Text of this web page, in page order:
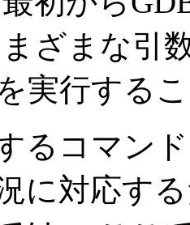
ざまな引
実行する
るコマン
に対応す